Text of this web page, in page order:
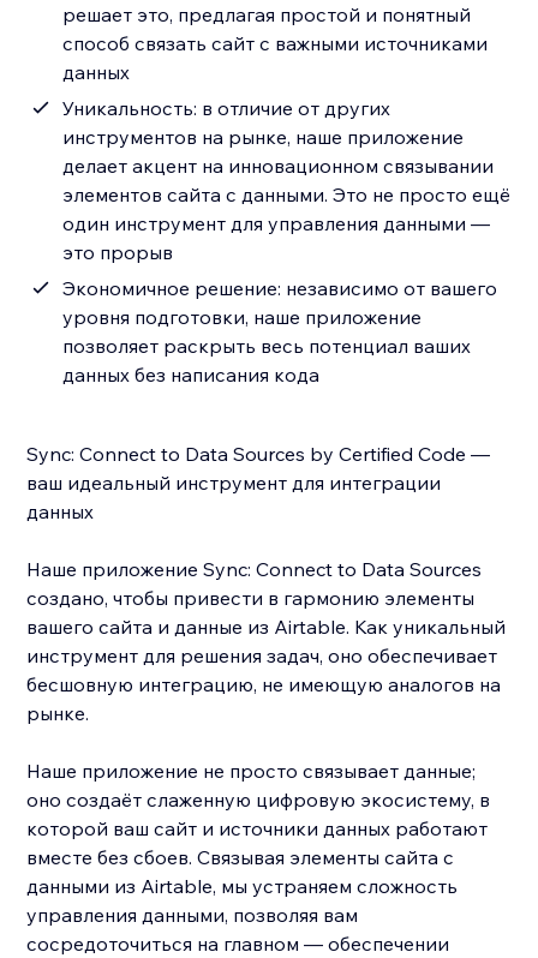
решает это, предлагая простой и понятный
способ связать сайт с важными источниками
данных
Уникальность: в отличие от других
инструментов на рынке, наше приложение
делает акцент на инновационном связывании
элементов сайта с данными. Это не просто ещё
один инструмент для управления данными —
это прорыв
Экономичное решение: независимо от вашего
уровня подготовки, наше приложение
позволяет раскрыть весь потенциал ваших
данных без написания кода
Sync: Connect to Data Sources by Certified Code —
ваш идеальный инструмент для интеграции
данных
Наше приложение Sync: Connect to Data Sources
создано, чтобы привести в гармонию элементы
вашего сайта и данные из Airtable. Как уникальный
инструмент для решения задач, оно обеспечивает
бесшовную интеграцию, не имеющую аналогов на
рынке.
Наше приложение не просто связывает данные;
оно создаёт слаженную цифровую экосистему, в
которой ваш сайт и источники данных работают
вместе без сбоев. Связывая элементы сайта с
данными из Airtable, мы устраняем сложность
управления данными, позволяя вам
сосредоточиться на главном — обеспечении